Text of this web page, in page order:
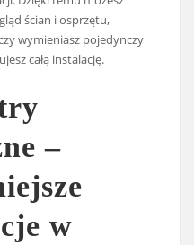
ścian i osprzętu,
wymieniasz pojedynczy
całą instalację.
–
w